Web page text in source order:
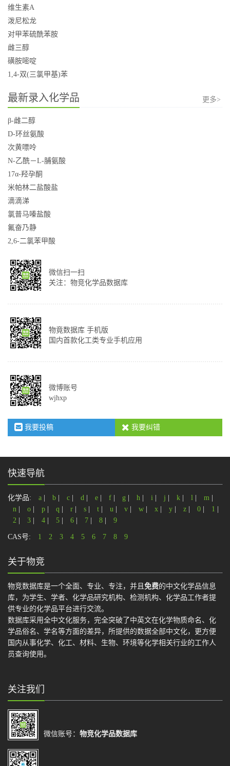
维生素A
泼尼松龙
对甲苯硫酰苯胺
雌三醇
磺胺嘧啶
1,4-双(三氯甲基)苯
最新录入化学品 更多>
β-雌二醇
D-环丝氨酸
次黄嘌呤
N-乙酰－L-脯氨酸
17α-羟孕酮
米帕林二盐酸盐
滴滴涕
氯普马嗪盐酸
氟奋乃静
2,6-二氯苯甲酸
微信扫一扫
关注：物竞化学品数据库
物竟数据库 手机版
国内首款化工类专业手机应用
微博账号
wjhxp
我要投稿 我要纠错
快速导航
化学品: a b c d e f g h i j k l m
n
o p q r s t u v w x y z 0 1
2
3 4 5 6 7 8 9
CAS号: 1 2 3 4 5 6 7 8 9
关于物竞
物竞数据库是一个全面、专业、专注，并且 免费的中文化学品信息
库，为学生、学者、化学品研究机构、检测机构、化学品工作者提
供专业的化学品平台进行交流。
数据库采用全中文化服务，完全突破了中英文在化学物质命名、化
学品俗名、学名等方面的差异，所提供的数据全部中文化，更方便
国内从事化学、化工、材料、生物、环境等化学相关行业的工作人
员查询使用。
关注我们
微信账号： 物竞化学品数据库